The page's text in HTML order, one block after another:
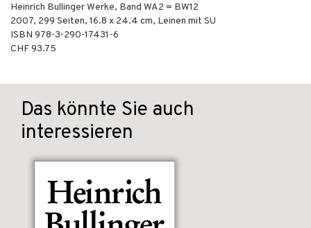
Heinrich Bullinger Werke, Band WA2 = BW12
2007, 299 Seiten, 16.8 x 24.4 cm, Leinen mit SU
ISBN 978-3-290-17431-6
CHF 93.75
Das könnte Sie auch
interessieren